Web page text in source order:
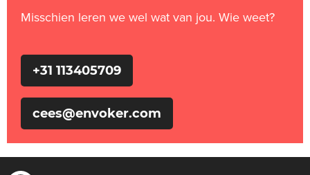
Misschien leren we wel wat van jou. Wie weet?
+31 113405709
cees@envoker.com